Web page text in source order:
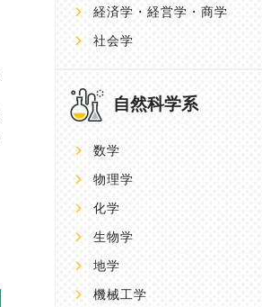
経済学・経営学・商学
社会学
自然科学系
数学
物理学
化学
生物学
地学
機械工学